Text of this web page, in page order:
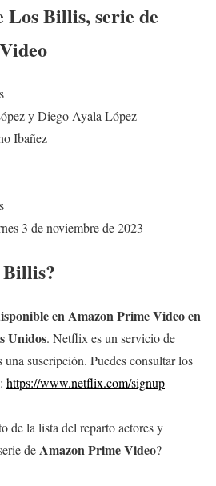
Los Billis, serie de
y Diego Ayala López
Ibañez
3 de noviembre de 2023
Billis?
en Amazon Prime Video en
Unidos. Netflix es un servicio de
suscripción. Puedes consultar los
https://www.netflix.com/signup
de la lista del reparto actores y
de Amazon Prime Video?